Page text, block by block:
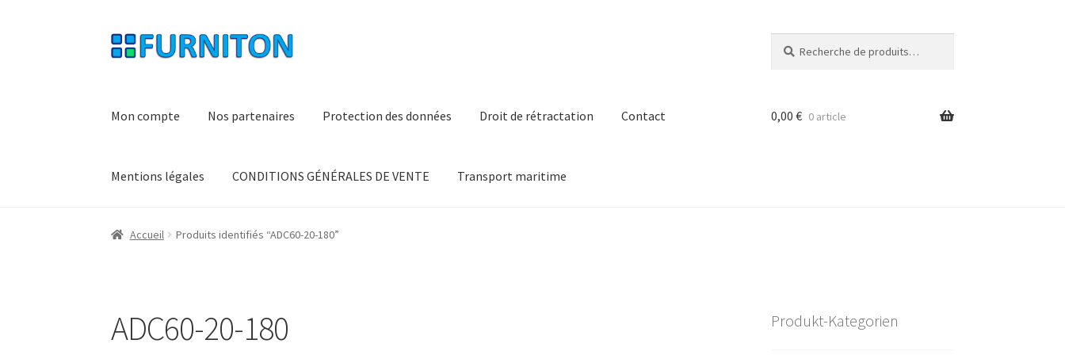
Aller
à
Aller
au
pour :
Mon compte Nos partenaires Protection des données Droit de rétractation Contact
Mentions légales CONDITIONS GÉNÉRALES DE VENTE Transport maritime
0,00 € 0 article
Accueil Produits identifiés “ADC60-20-180”
ADC60-20-180 Produkt-Kategorien